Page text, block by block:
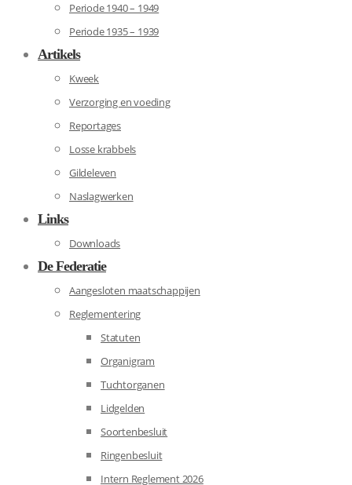
Periode 1940 – 1949
Periode 1935 – 1939
Artikels
Kweek
Verzorging en voeding
Reportages
Losse krabbels
Gildeleven
Naslagwerken
Links
Downloads
De Federatie
Aangesloten maatschappijen
Reglementering
Statuten
Organigram
Tuchtorganen
Lidgelden
Soortenbesluit
Ringenbesluit
Intern Reglement 2026